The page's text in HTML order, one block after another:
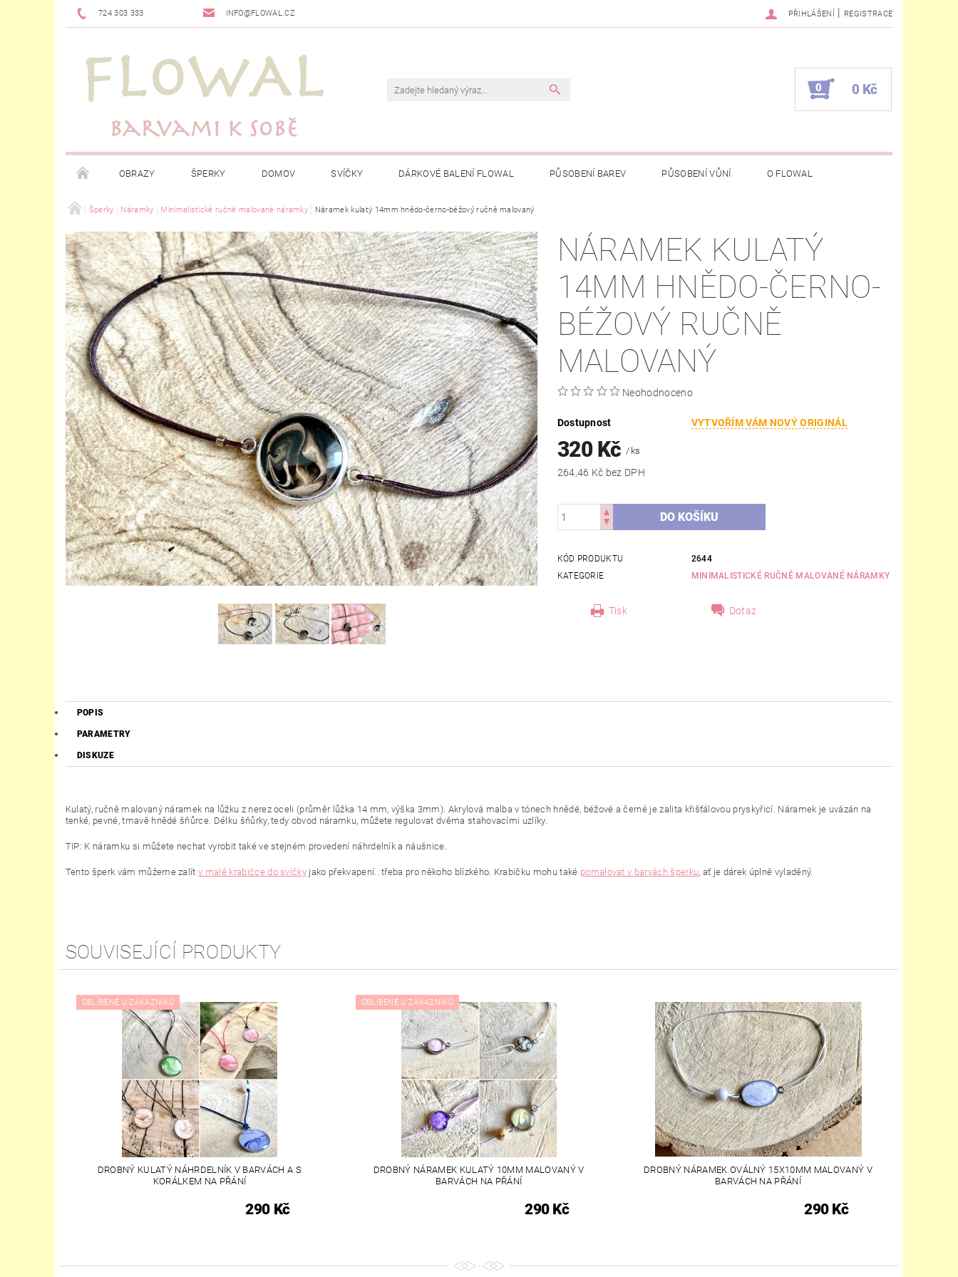
724 303 333 INFO@FLOWAL.CZ PŘIHLÁŠENÍ | REGISTRACE
0 0 Kč
OBRAZY ŠPERKY DOMOV SVÍČKY DÁRKOVÉ BALENÍ FLOWAL PŮSOBENÍ BAREV PŮSOBENÍ VŮNÍ O FLOWAL
Šperky Náramky Minimalistické ručně malované náramky Náramek kulatý 14mm hnědo-černo-béžový ručně malovaný
NÁRAMEK KULATÝ
14MM HNĚDO-ČERNO-
BÉŽOVÝ RUČNĚ
MALOVANÝ
Neohodnoceno
Dostupnost VYTVOŘÍM VÁM NOVÝ ORIGINÁL
320 Kč/ ks
264,46 Kč bez DPH
KÓD PRODUKTU
2644
KATEGORIE
MINIMALISTICKÉ RUČNĚ MALOVANÉ NÁRAMKY
Tisk Dotaz
POPIS
PARAMETRY
DISKUZE
Kulatý, ručně malovaný náramek na lůžku z nerez oceli (průměr lůžka 14 mm, výška 3mm). Akrylová malba v tónech hnědé, béžové a černé je zalita křišťálovou pryskyřicí. Náramek je uvázán na
tenké, pevné, tmavě hnědé šňůrce. Délku šňůrky, tedy obvod náramku, můžete regulovat dvěma stahovacími uzlíky.
TIP: K náramku si můžete nechat vyrobit také ve stejném provedení náhrdelník a náušnice.
Tento šperk vám můžeme zalítv malé krabičce do svíčky jako překvapení.. třeba pro někoho blízkého. Krabičku mohu také pomalovat v barvách šperku, ať je dárek úplně vyladěný.
SOUVISEJÍCÍ PRODUKTY
OBLÍBENÉ U ZÁKAZNÍKŮ
DROBNÝ KULATÝ NÁHRDELNÍK V BARVÁCH A S
KORÁLKEM NA PŘÁNÍ
290 Kč
OBLÍBENÉ U ZÁKAZNÍKŮ
DROBNÝ NÁRAMEK KULATÝ 10MM MALOVANÝ V
BARVÁCH NA PŘÁNÍ
290 Kč
DROBNÝ NÁRAMEK OVÁLNÝ 15X10MM MALOVANÝ V
BARVÁCH NA PŘÁNÍ
290 Kč